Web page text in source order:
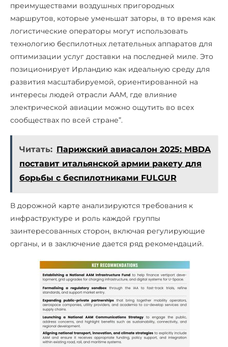
преимуществами воздушных пригородных
маршрутов, которые уменьшат заторы, в то время как
логистические операторы могут использовать
технологию беспилотных летательных аппаратов для
оптимизации услуг доставки на последней миле. Это
позиционирует Ирландию как идеальную среду для
развития масштабируемой, ориентированной на
интересы людей отрасли AAM, где влияние
электрической авиации можно ощутить во всех
сообществах по всей стране”.
Читать: Парижский авиасалон 2025: MBDA
поставит итальянской армии ракету для
борьбы с беспилотниками FULGUR
В дорожной карте анализируются требования к
инфраструктуре и роль каждой группы
заинтересованных сторон, включая регулирующие
органы, и в заключение дается ряд рекомендаций.